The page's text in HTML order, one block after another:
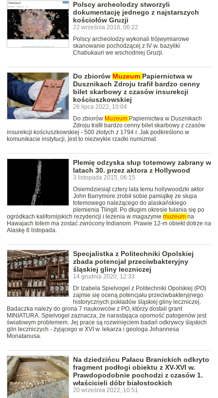
Polscy archeolodzy stworzyli
dokumentację jednego z najstarszych
kościołów Gruzji
22 września 2016, 06:22
Polscy archeolodzy wykonali trójwymiarowe
skanowanie pochodzącej z IV w. bazyliki
Chabukauri we wschodniej Gruzji.
Do zbiorów Muzeum Papiernictwa w
Dusznikach Zdroju trafił bardzo cenny
bilet skarbowy z czasów insurekcji
kościuszkowskiej
26 lipca 2022, 10:04
Do zbiorów Muzeum Papiernictwa w Dusznikach
Zdroju trafił bardzo cenny bilet skarbowy z czasów
insurekcji kościuszkowskiej - 500 złotych z 1794 r. Jak podkreślono w
komunikacie instytucji, jest to niezwykle rzadki numizmat.
Plemię odzyska słup totemowy zabrany w
latach 30. przez aktora z Hollywood
3 listopada 2015, 06:15
Osiemdziesiąt cztery lata temu hollywoodzki aktor
John Barrymore zrobił sobie pamiątkę ze słupa
totemowego należącego do alaskańskiego
plemienia Tlingit. Po długim okresie tułania się po
ogródkach kalifornijskich rezydencji i leżenia w magazynie muzeum na
Hawajach totem ma zostać zwrócony Indianom. Prawie 12-m obiekt dotrze na
Alaskę 6 listopada.
Specjalistka z Politechniki Opolskiej
zbada potencjał przeciwbakteryjny
śląskiej gliny leczniczej
14 grudnia 2020, 12:33
Dr Izabela Spielvogel z Politechniki Opolskiej (PO)
zajmie się oceną potencjału przeciwbakteryjnego
historycznych pokładów śląskiej gliny leczniczej.
Badaczka należy do grona 7 naukowców z PO, którzy dostali grant
MINIATURA. Spielvogel zaznacza, że narastająca oporność patogenów jest
światowym problemem. Jej prace są rozwinięciem badań odkrywcy śląskich
glin leczniczych - żyjącego w XVI w. lekarza i geologa Johannesa
Monatanusa.
Na dziedzińcu Pałacu Branickich odkryto
fragment podłogi obiektu z XV-XVI w.
Prawdopodobnie pochodzi z czasów 1.
właścicieli dóbr białostockich
20 września 2022, 10:51